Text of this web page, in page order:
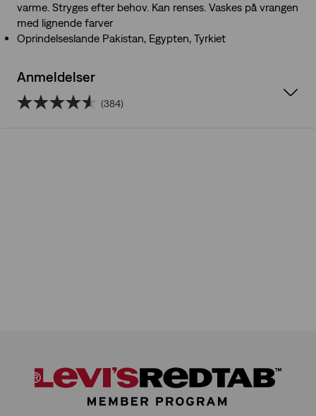
varme. Stryges efter behov. Kan renses. Vaskes på vrangen
med lignende farver
Oprindelseslande Pakistan, Egypten, Tyrkiet
Anmeldelser
(384)